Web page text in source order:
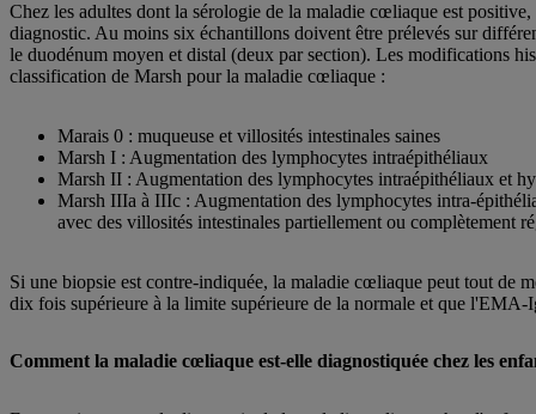
Chez les adultes dont la sérologie de la maladie cœliaque est
diagnostic. Au moins six échantillons doivent être prélevés sur
le duodénum moyen et distal (deux par section). Les modifications
classification de Marsh pour la maladie cœliaque :
Marais 0 : muqueuse et villosités intestinales saines
Marsh I : Augmentation des lymphocytes intraépithéliaux
Marsh II : Augmentation des lymphocytes intraépithéliaux et
Marsh IIIa à IIIc : Augmentation des lymphocytes intra-
avec des villosités intestinales partiellement ou complètement
Si une biopsie est contre-indiquée, la maladie cœliaque peut tout de
dix fois supérieure à la limite supérieure de la normale et que l'EMA-
Comment la maladie cœliaque est-elle diagnostiquée chez les